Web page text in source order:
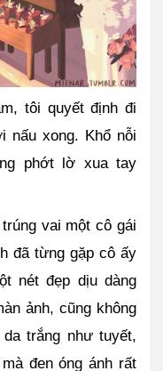
tôi quyết định đi
nấu xong. Khổ nỗi
phớt lờ xua tay
vai một cô gái
đã từng gặp cô ấy
nét đẹp dịu dàng
ảnh, cũng không
trắng như tuyết,
đen óng ánh rất